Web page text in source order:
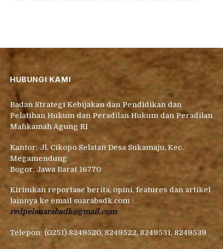
HUBUNGI KAMI
Badan Strategi Kebijakan dan Pendidikan dan
Pelatihan Hukum dan Peradilan Hukum dan Peradilan
Mahkamah Agung RI
Kantor: Jl. Cikopo Selatan Desa Sukamaju, Kec.
Megamendung
Bogor, Jawa Barat 16770
Kirimkan reportase berita, opini, features dan artikel
lainnya ke email suarabsdk.com :
redpelsuarabsdk@gmail.com
Telepon: (0251) 8249520, 8249522, 8249531, 8249539